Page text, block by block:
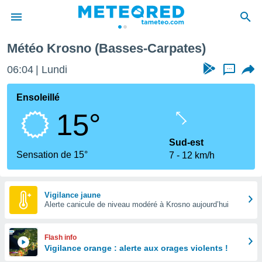
de
Météo Krosno (Basses-Carpates)
06:04 Lundi ...
Ensoleillé
15°
Sensation de 15°
Sud-est
7
12 km/h
Vigilance jaune
Alerte canicule de niveau modéré à Krosno aujourd’hui
Flash info
Vigilance orange : alerte aux orages violents !